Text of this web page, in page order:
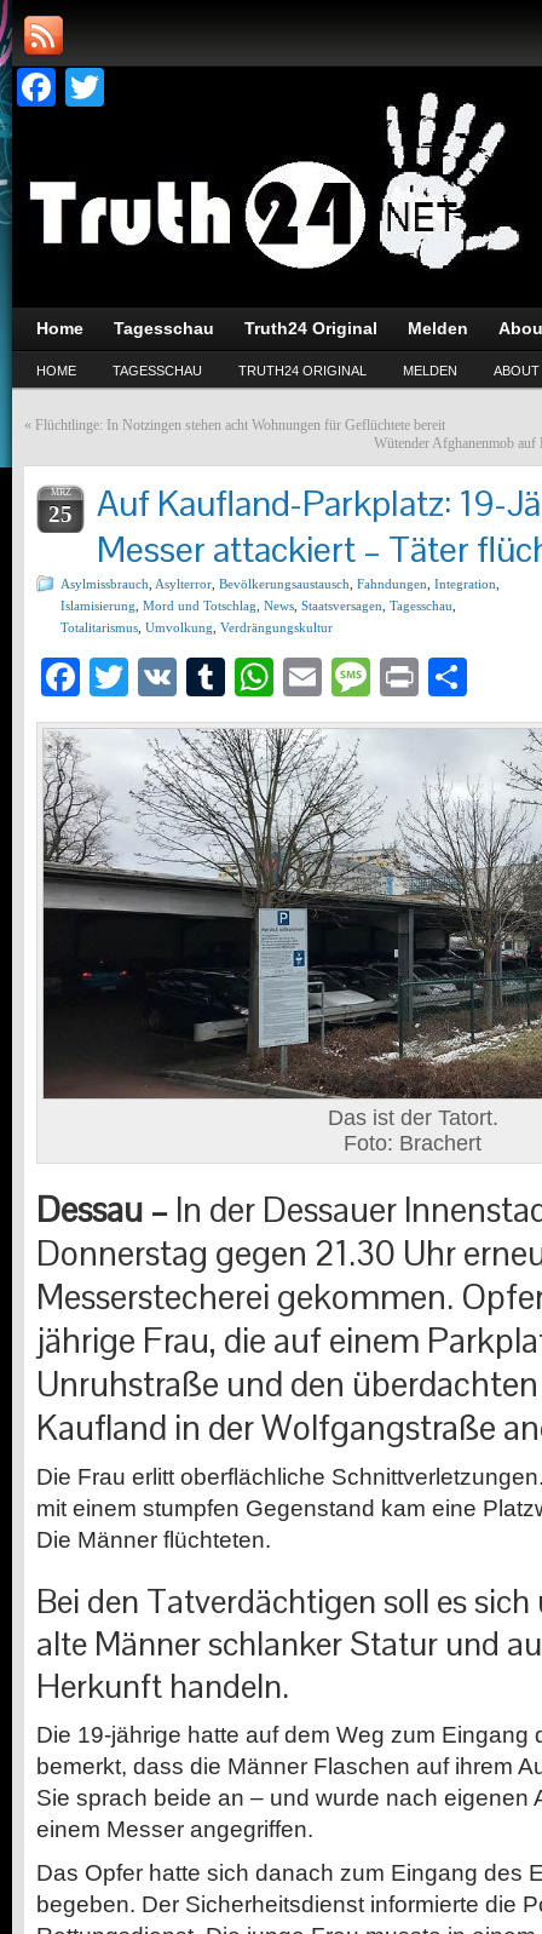
Facebook
Home Tagesschau Truth24 Original Melden
HOME TAGESSCHAU TRUTH24 ORIGINAL MELDEN ABOUT
« Flüchtlinge: In Notzingen stehen acht Wohnungen für Geflüchtete bereit
Wütender Afghanenmob
MRZ
25
Auf Kaufland-Parkplatz: 19-
Messer attackiert – Täter
Asylmissbrauch Asylterror Bevölkerungsaustausch Fahndungen Integration
Islamisierung Mord und Totschlag News Staatsversagen Tagesschau
Totalitarismus Umvolkung Verdrängungskultur
Facebook
Twitter
VK Tumblr
WhatsApp
EmailMessage
Print
Das ist der Tatort.
Foto: Brachert
Dessau – In der Dessauer
Donnerstag gegen 21.30 Uhr
Messerstecherei gekommen.
jährige Frau, die auf einem
Unruhstraße und den
Kaufland in der Wolfgangstraße
Die Frau erlitt oberflächliche
mit einem stumpfen Gegenstand kam eine
Die Männer flüchteten.
Bei den Tatverdächtigen soll es
alte Männer schlanker Statur und
Herkunft handeln.
Die 19-jährige hatte auf dem Weg zum Eingang
bemerkt, dass die Männer Flaschen auf ihrem
Sie sprach beide an – und wurde nach eigenen
einem Messer angegriffen.
Das Opfer hatte sich danach zum Eingang des
begeben. Der Sicherheitsdienst informierte die